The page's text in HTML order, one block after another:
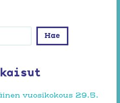
Hae
vuosikokous 29.5.